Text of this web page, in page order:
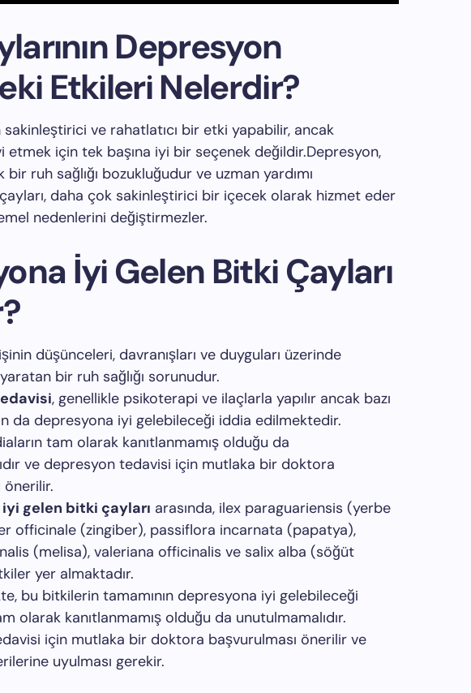
Depresyon
Etkileri Nelerdir?
sakinleştirici ve rahatlatıcı bir etki yapabilir, ancak
etmek için tek başına iyi bir seçenek değildir.Depresyon,
bir ruh sağlığı bozukluğudur ve uzman yardımı
daha çok sakinleştirici bir içecek olarak hizmet eder
nedenlerini değiştirmezler.
İyi Gelen Bitki Çayları
düşünceleri, davranışları ve duyguları üzerinde
bir ruh sağlığı sorunudur.
, genellikle psikoterapi ve ilaçlarla yapılır ancak bazı
da depresyona iyi gelebileceği iddia edilmektedir.
tam olarak kanıtlanmamış olduğu da
ve depresyon tedavisi için mutlaka bir doktora
önerilir.
gelen bitki çayları arasında, ilex paraguariensis (yerbe
officinale (zingiber), passiflora incarnata (papatya),
(melisa), valeriana officinalis ve salix alba (söğüt
yer almaktadır.
bu bitkilerin tamamının depresyona iyi gelebileceği
olarak kanıtlanmamış olduğu da unutulmamalıdır.
için mutlaka bir doktora başvurulması önerilir ve
uyulması gerekir.